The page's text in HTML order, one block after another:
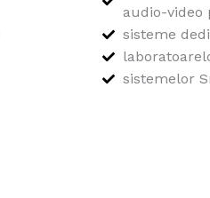
audio-video
sisteme
sistemelor